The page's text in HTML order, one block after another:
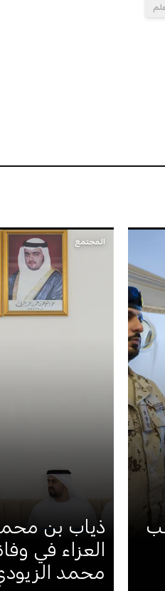
المجتمع
ذياب بن
العزاء في
محمد